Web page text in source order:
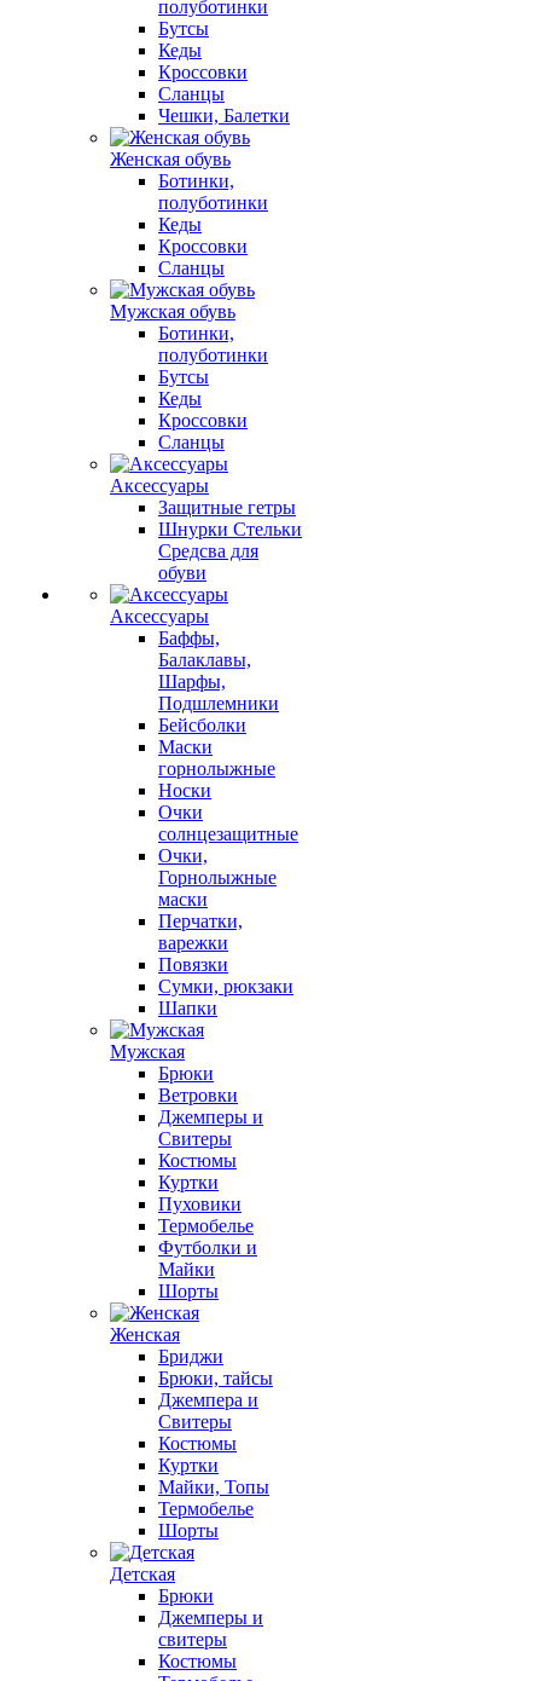
полуботинки
Бутсы
Кеды
Кроссовки
Сланцы
Чешки, Балетки
Женская обувь
Ботинки,
полуботинки
Кеды
Кроссовки
Сланцы
Мужская обувь
Ботинки,
полуботинки
Бутсы
Кеды
Кроссовки
Сланцы
Аксессуары
Защитные гетры
Шнурки Стельки
Средсва для
обуви
Аксессуары
Баффы,
Балаклавы,
Шарфы,
Подшлемники
Бейсболки
Маски
горнолыжные
Носки
Очки
солнцезащитные
Очки,
Горнолыжные
маски
Перчатки,
варежки
Повязки
Сумки, рюкзаки
Шапки
Мужская
Брюки
Ветровки
Джемперы и
Свитеры
Костюмы
Куртки
Пуховики
Термобелье
Футболки и
Майки
Шорты
Женская
Бриджи
Брюки, тайсы
Джемпера и
Свитеры
Костюмы
Куртки
Майки, Топы
Термобелье
Шорты
Детская
Брюки
Джемперы и
свитеры
Костюмы